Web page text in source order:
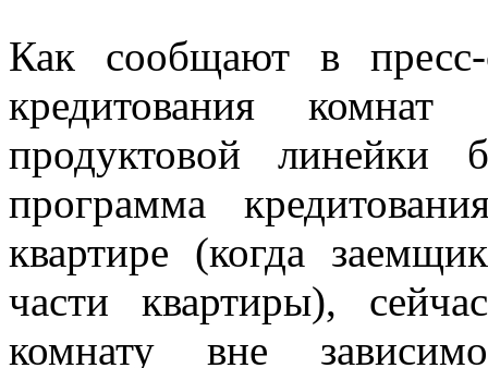
Как сообщают в
кредитования
продуктовой линейки
программа
квартире (когда
части квартиры),
комнату вне